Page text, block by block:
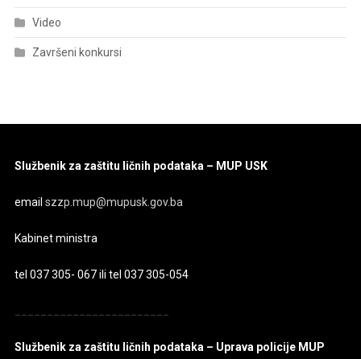
Video
Završeni konkursi
Službenik za zaštitu ličnih podataka – MUP USK
emailszzp.mup@mupusk.gov.ba
Kabinet ministra
tel 037 305- 067 ili tel 037 305-054
Službenik za zaštitu ličnih podataka – Uprava policije MUP